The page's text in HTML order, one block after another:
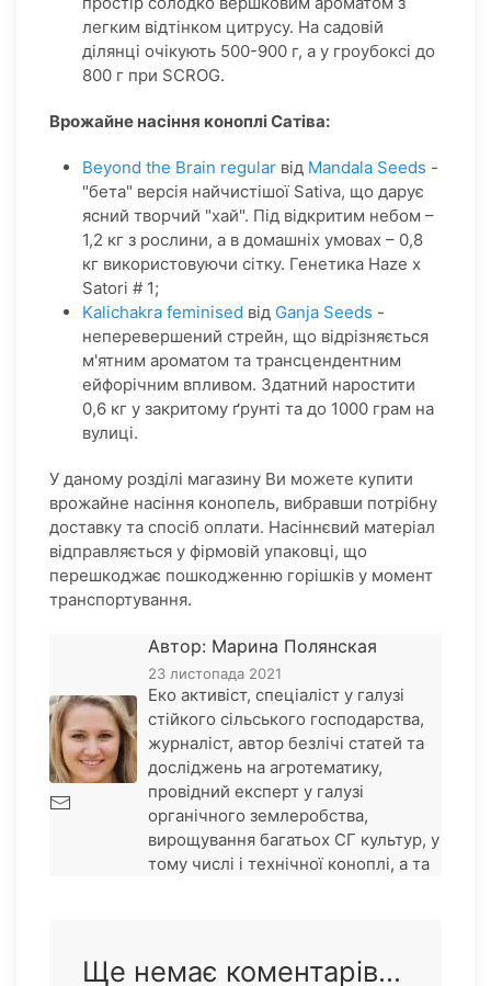
легким відтінком цитрусу. На садовій
ділянці очікують 500-900 г, а у гроубоксі до
800 г при SCROG.
Врожайне насіння коноплі Сатіва:
Beyond the Brain regular від Mandala Seeds -
"бета" версія найчистішої Sativa, що дарує
ясний творчий "хай". Під відкритим небом –
1,2 кг з рослини, а в домашніх умовах – 0,8
кг використовуючи сітку. Генетика Haze x
Satori # 1;
Kalichakra feminised від Ganja Seeds -
неперевершений стрейн, що відрізняється
м'ятним ароматом та трансцендентним
ейфорічним впливом. Здатний наростити
0,6 кг у закритому ґрунті та до 1000 грам на
вулиці.
У даному розділі магазину Ви можете купити
врожайне насіння конопель, вибравши потрібну
доставку та спосіб оплати. Насіннєвий матеріал
відправляється у фірмовій упаковці, що
перешкоджає пошкодженню горішків у момент
транспортування.
Автор: Марина Полянская
23 листопада 2021
Еко активіст, спеціаліст у галузі
стійкого сільського господарства,
журналіст, автор безлічі статей та
досліджень на агротематику,
провідний експерт у галузі
органічного землеробства,
вирощування багатьох СГ культур, у
тому числі і технічної коноплі, а та
Ще немає коментарів...